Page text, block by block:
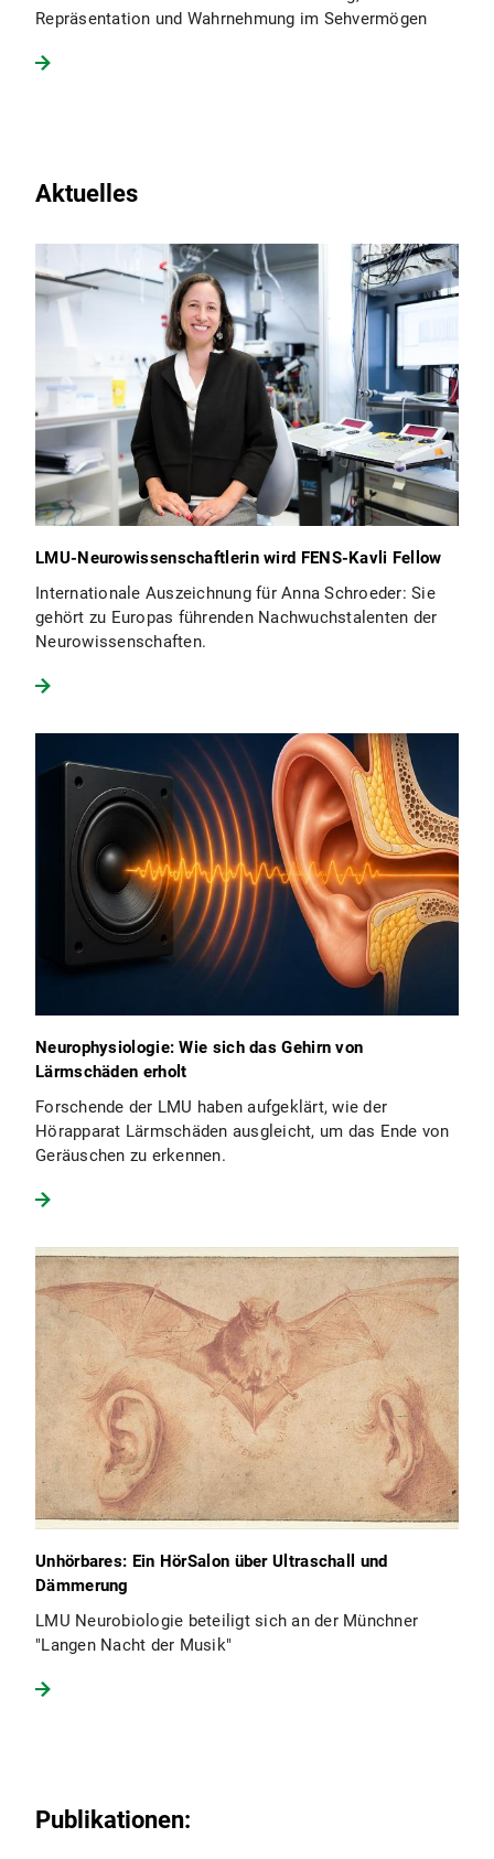
Repräsentation und Wahrnehmung im Sehvermögen
Aktuelles
LMU-Neurowissenschaftlerin wird FENS-Kavli Fellow
Internationale Auszeichnung für Anna Schroeder: Sie
gehört zu Europas führenden Nachwuchstalenten der
Neurowissenschaften.
Neurophysiologie: Wie sich das Gehirn von
Lärmschäden erholt
Forschende der LMU haben aufgeklärt, wie der
Hörapparat Lärmschäden ausgleicht, um das Ende von
Geräuschen zu erkennen.
Unhörbares: Ein HörSalon über Ultraschall und
Dämmerung
LMU Neurobiologie beteiligt sich an der Münchner
"Langen Nacht der Musik"
Publikationen: